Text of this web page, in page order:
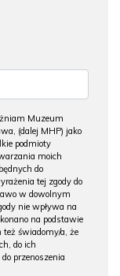
Muzeum
(dalej MHP) jako
podmioty
moich
do
tej zgody do
w dowolnym
nie wpływa na
na podstawie
też świadomy/a, że
do ich
przenoszenia